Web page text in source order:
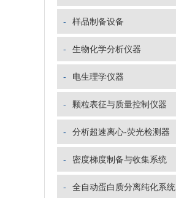
- 样品制备设备
- 生物化学分析仪器
- 电生理学仪器
- 颗粒表征与质量控制仪器
- 分析超速离心-荧光检测器
- 密度梯度制备与收集系统
- 全自动蛋白质分离纯化系统